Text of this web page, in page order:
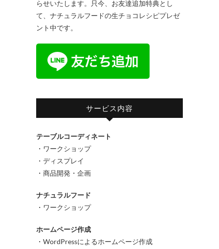
らせいたします。只今、お友達追加特典とし
て、ナチュラルフードの生チョコレシピプレゼ
ント中です。
サービス内容
テーブルコーディネート
・ワークショップ
・ディスプレイ
・商品開発・企画
ナチュラルフード
・ワークショップ
ホームページ作成
・WordPressによるホームページ作成